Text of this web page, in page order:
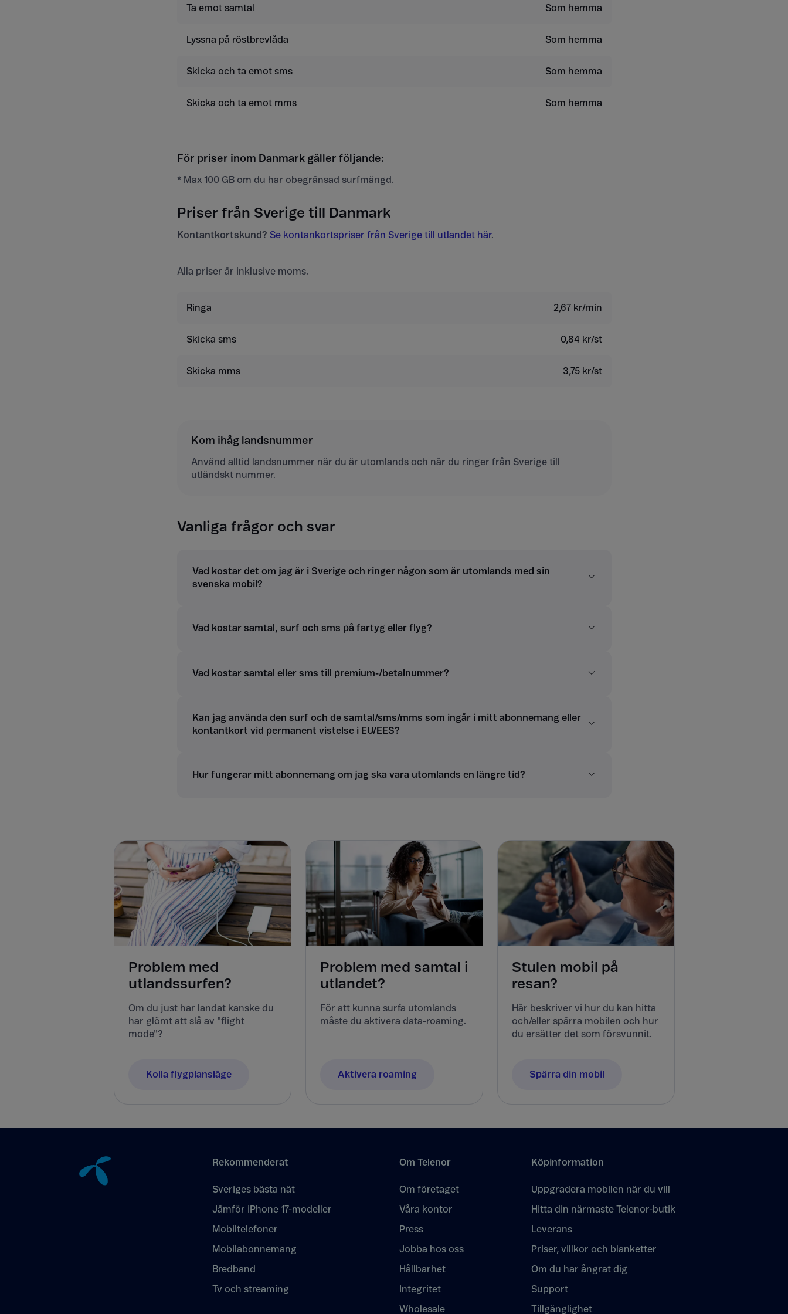
Ta emot samtal Som hemma
Lyssna på röstbrevlåda Som hemma
Skicka och ta emot sms Som hemma
Skicka och ta emot mms Som hemma
För priser inom Danmark gäller följande:
* Max 100 GB om du har obegränsad surfmängd.
Priser från Sverige till Danmark
Kontantkortskund? Se kontankortspriser från Sverige till utlandet här.
Alla priser är inklusive moms.
Ringa 2,67 kr/min
Skicka sms 0,84 kr/st
Skicka mms 3,75 kr/st
Kom ihåg landsnummer
Använd alltid landsnummer när du är utomlands och när du ringer från Sverige till
utländskt nummer.
Vanliga frågor och svar
Vad kostar det om jag är i Sverige och ringer någon som är utomlands med sin
svenska mobil?
Vad kostar samtal, surf och sms på fartyg eller flyg?
Vad kostar samtal eller sms till premium-/betalnummer?
Kan jag använda den surf och de samtal/sms/mms som ingår i mitt abonnemang eller
kontantkort vid permanent vistelse i EU/EES?
Hur fungerar mitt abonnemang om jag ska vara utomlands en längre tid?
Problem med
utlandssurfen?
Om du just har landat kanske du
har glömt att slå av "flight
mode"?
Kolla flygplansläge
Problem med samtal i
utlandet?
För att kunna surfa utomlands
måste du aktivera data-roaming.
Aktivera roaming
Stulen mobil på
resan?
Här beskriver vi hur du kan hitta
och/eller spärra mobilen och hur
du ersätter det som försvunnit.
Spärra din mobil
Rekommenderat
Sveriges bästa nät
Jämför iPhone 17-modeller
Mobiltelefoner
Mobilabonnemang
Bredband
Tv och streaming
Om Telenor
Om företaget
Våra kontor
Press
Jobba hos oss
Hållbarhet
Integritet
Wholesale
Köpinformation
Uppgradera mobilen när du vill
Hitta din närmaste Telenor-butik
Leverans
Priser, villkor och blanketter
Om du har ångrat dig
Support
Tillgänglighet